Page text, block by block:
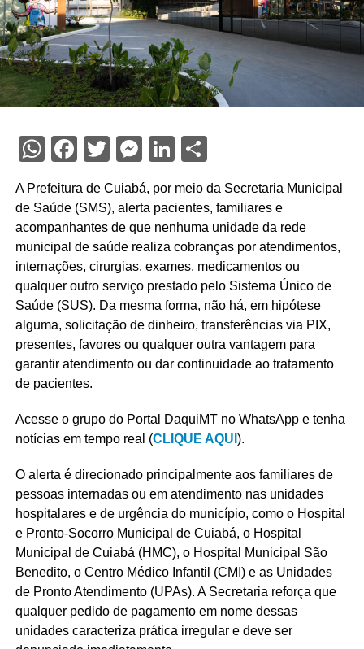
WhatsApp
Facebook
Twitter
Messenger
LinkedIn
Share
A Prefeitura de Cuiabá, por meio da Secretaria Municipal
de Saúde (SMS), alerta pacientes, familiares e
acompanhantes de que nenhuma unidade da rede
municipal de saúde realiza cobranças por atendimentos,
internações, cirurgias, exames, medicamentos ou
qualquer outro serviço prestado pelo Sistema Único de
Saúde (SUS). Da mesma forma, não há, em hipótese
alguma, solicitação de dinheiro, transferências via PIX,
presentes, favores ou qualquer outra vantagem para
garantir atendimento ou dar continuidade ao tratamento
de pacientes.
Acesse o grupo do Portal DaquiMT no WhatsApp e tenha
notícias em tempo real (CLIQUE AQUI ).
O alerta é direcionado principalmente aos familiares de
pessoas internadas ou em atendimento nas unidades
hospitalares e de urgência do município, como o Hospital
e Pronto-Socorro Municipal de Cuiabá, o Hospital
Municipal de Cuiabá (HMC), o Hospital Municipal São
Benedito, o Centro Médico Infantil (CMI) e as Unidades
de Pronto Atendimento (UPAs). A Secretaria reforça que
qualquer pedido de pagamento em nome dessas
unidades caracteriza prática irregular e deve ser